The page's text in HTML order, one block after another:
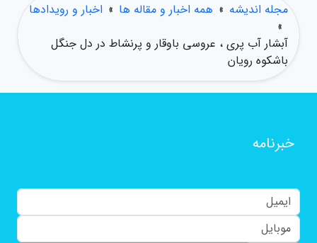
مجله اندیشه » همه اخبار و مقاله ها » اخبار و رویدادها
»
آبشار آب پری ، عروسی باوقار و پرنشاط در دل جنگل
باشکوه رویان
خبرنامه